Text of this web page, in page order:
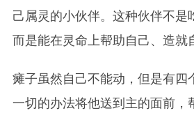
己属灵的小伙伴。这种伙伴不是
而是能在灵命上帮助自己、造就
瘫子虽然自己不能动，但是有四
一切的办法将他送到主的面前，